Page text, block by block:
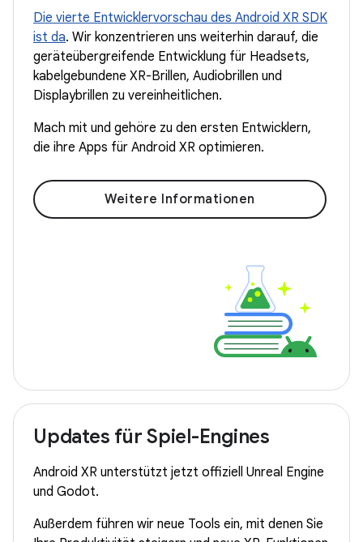
Die vierte Entwicklervorschau des Android XR SDK
ist da. Wir konzentrieren uns weiterhin darauf, die
geräteübergreifende Entwicklung für Headsets,
kabelgebundene XR-Brillen, Audiobrillen und
Displaybrillen zu vereinheitlichen.
Mach mit und gehöre zu den ersten Entwicklern,
die ihre Apps für Android XR optimieren.
Weitere Informationen
Updates für Spiel-Engines
Android XR unterstützt jetzt offiziell Unreal Engine
und Godot.
Außerdem führen wir neue Tools ein, mit denen Sie